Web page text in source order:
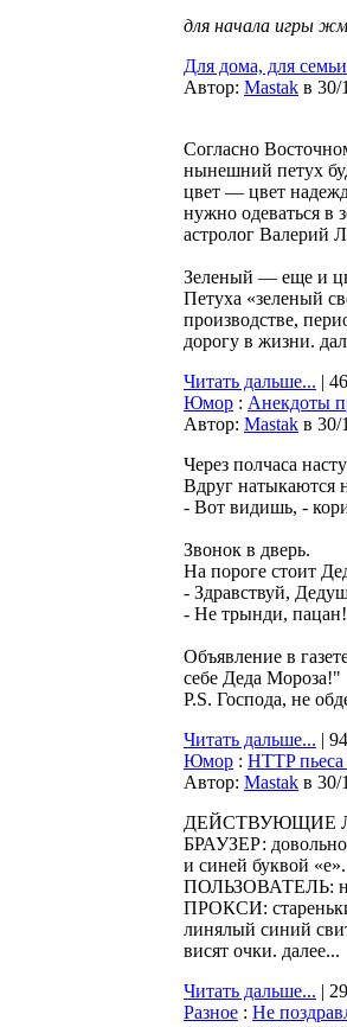
для начала игры
Для дома, для семьи
Автор: Мastak в 30/
Согласно
нынешний петух
цвет — цвет
нужно одеваться в
астролог Валерий
Зеленый — еще и
Петуха «зеленый
производстве,
дорогу в жизни.
Читать дальше... |
Юмор : Анекдоты
Автор: Мastak в 30/
Через полчаса
Вдруг натыкаются
- Вот видишь, -
Звонок в дверь.
На пороге стоит
- Здравствуй,
- Не трынди,
Объявление в
себе Деда Мороза!"
P.S. Господа, не
Читать дальше... |
Юмор : HTTP
Автор: Мastak в 30/
ДЕЙСТВУЮЩИЕ
БРАУЗЕР: довольно
и синей буквой
ПОЛЬЗОВАТЕЛЬ:
ПРОКСИ:
линялый синий
висят очки. далее...
Читать дальше... |
Разное : Не